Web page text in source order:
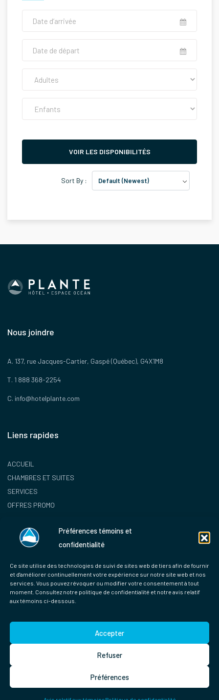
Préférences témoins et
confidentialité
Ce site utilise des technologies de suivi de sites web de tiers afin de fournir
et d'améliorer continuellement votre expérience sur notre site web et nos
services. Vous pouvez révoquer ou modifier votre consentement à tout
moment. Consultez notre politique de confidentialité et notre avis relatif
aux témoins ci-dessous.
Accepter
Refuser
Préférences
VOIR LES DISPONIBILITÉS
Sort By : Default (Newest)
Nous joindre
A. 137, rue Jacques-Cartier, Gaspé (Québec), G4X1M8
T. 1 888 368-2254
C. info@hotelplante.com
Liens rapides
ACCUEIL
CHAMBRES ET SUITES
SERVICES
OFFRES PROMO
RÉSERVATIONS
Hotel Pante 2024 © Tous droits réservés | Enregistrement Tourisme
Québec 000265